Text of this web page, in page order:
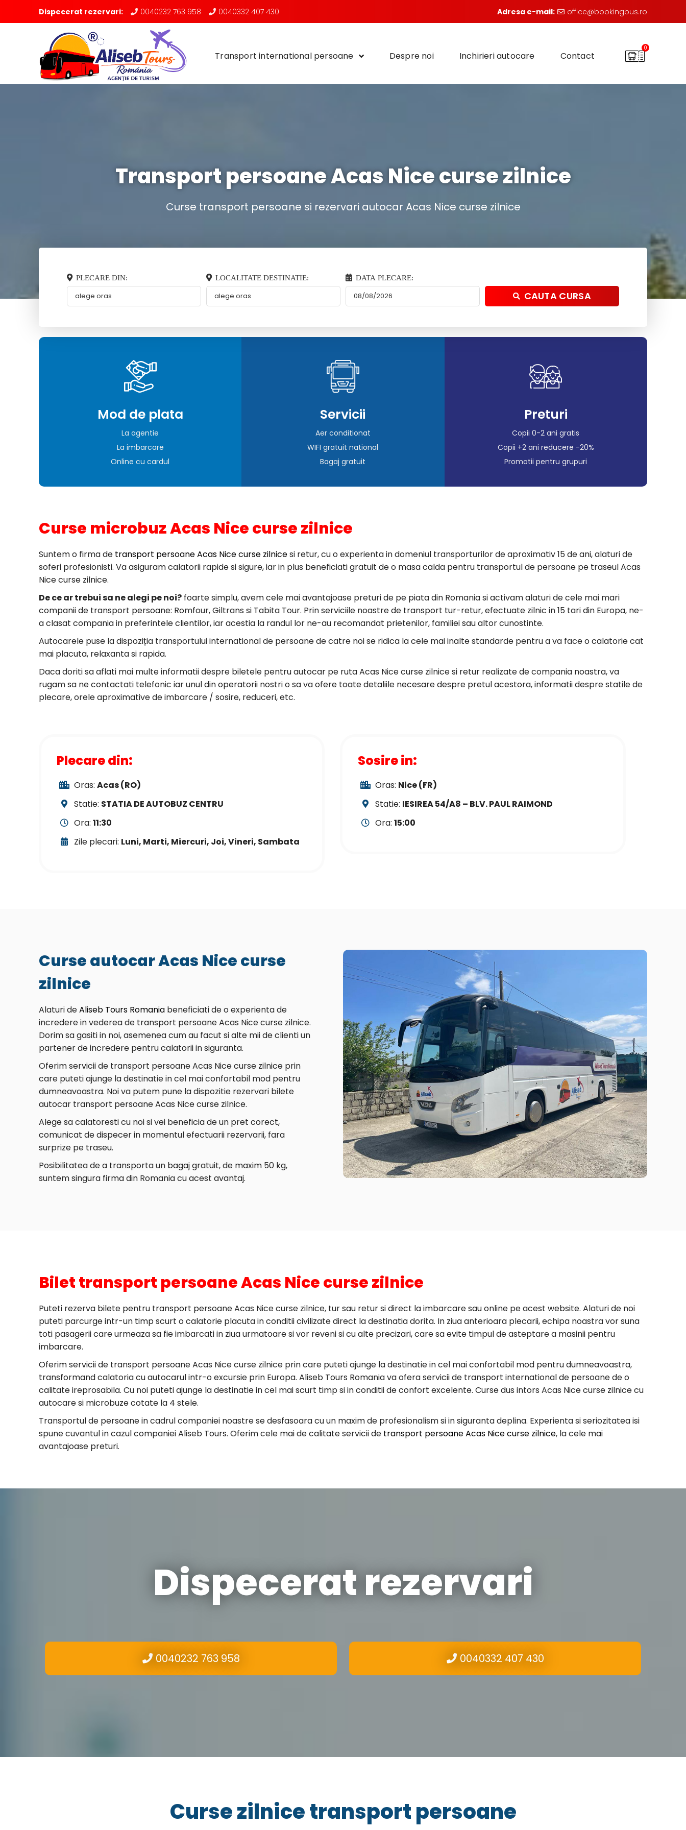
Dispecerat rezervari: 0040232 763 958 0040332 407 430 Adresa e-mail: office@bookingbus.ro
Transport international persoane Despre noi Inchirieri autocare Contact
0
Transport persoane Acas Nice curse zilnice
Curse transport persoane si rezervari autocar Acas Nice curse zilnice
PLECARE DIN: LOCALITATE DESTINATIE: DATA PLECARE:
CAUTA CURSA
Mod de plata
La agentie
La imbarcare
Online cu cardul
Servicii
Aer conditionat
WIFI gratuit national
Bagaj gratuit
Preturi
Copii 0-2 ani gratis
Copii +2 ani reducere -20%
Promotii pentru grupuri
Curse microbuz Acas Nice curse zilnice
Suntem o firma de transport persoane Acas Nice curse zilnicesi retur, cu o experienta in domeniul transporturilor de aproximativ 15 de ani, alaturi de
soferi profesionisti. Va asiguram calatorii rapide si sigure, iar in plus beneficiati gratuit de o masa calda pentru transportul de persoane pe traseul Acas
Nice curse zilnice.
De ce ar trebui sa ne alegi pe noi? foarte simplu, avem cele mai avantajoase preturi de pe piata din Romania si activam alaturi de cele mai mari
companii de transport persoane: Romfour, Giltrans si Tabita Tour. Prin serviciile noastre de transport tur-retur, efectuate zilnic in 15 tari din Europa, ne-
a clasat compania in preferintele clientilor, iar acestia la randul lor ne-au recomandat prietenilor, familiei sau altor cunostinte.
Autocarele puse la dispoziția transportului international de persoane de catre noi se ridica la cele mai inalte standarde pentru a va face o calatorie cat
mai placuta, relaxanta si rapida.
Daca doriti sa aflati mai multe informatii despre biletele pentru autocar pe ruta Acas Nice curse zilnice si retur realizate de compania noastra, va
rugam sa ne contactati telefonic iar unul din operatorii nostri o sa va ofere toate detaliile necesare despre pretul acestora, informatii despre statile de
plecare, orele aproximative de imbarcare / sosire, reduceri, etc.
Plecare din:
Oras: Acas (RO)
Statie: STATIA DE AUTOBUZ CENTRU
Ora: 11:30
Zile plecari: Luni, Marti, Miercuri, Joi, Vineri, Sambata
Sosire in:
Oras: Nice (FR)
Statie: IESIREA 54/A8 – BLV. PAUL RAIMOND
Ora:15:00
Curse autocar Acas Nice curse
zilnice
Alaturi deAliseb Tours Romania beneficiati de o experienta de
incredere in vederea de transport persoane Acas Nice curse zilnice.
Dorim sa gasiti in noi, asemenea cum au facut si alte mii de clienti un
partener de incredere pentru calatorii in siguranta.
Oferim servicii de transport persoane Acas Nice curse zilnice prin
care puteti ajunge la destinatie in cel mai confortabil mod pentru
dumneavoastra. Noi va putem pune la dispozitie rezervari bilete
autocar transport persoane Acas Nice curse zilnice.
Alege sa calatoresti cu noi si vei beneficia de un pret corect,
comunicat de dispecer in momentul efectuarii rezervarii, fara
surprize pe traseu.
Posibilitatea de a transporta un bagaj gratuit, de maxim 50 kg,
suntem singura firma din Romania cu acest avantaj.
Bilet transport persoane Acas Nice curse zilnice
Puteti rezerva bilete pentru transport persoane Acas Nice curse zilnice, tur sau retur si direct la imbarcare sau online pe acest website. Alaturi de noi
puteti parcurge intr-un timp scurt o calatorie placuta in conditii civilizate direct la destinatia dorita. In ziua anterioara plecarii, echipa noastra vor suna
toti pasagerii care urmeaza sa fie imbarcati in ziua urmatoare si vor reveni si cu alte precizari, care sa evite timpul de asteptare a masinii pentru
imbarcare.
Oferim servicii de transport persoane Acas Nice curse zilnice prin care puteti ajunge la destinatie in cel mai confortabil mod pentru dumneavoastra,
transformand calatoria cu autocarul intr-o excursie prin Europa. Aliseb Tours Romania va ofera servicii de transport international de persoane de o
calitate ireprosabila. Cu noi puteti ajunge la destinatie in cel mai scurt timp si in conditii de confort excelente. Curse dus intors Acas Nice curse zilnice cu
autocare si microbuze cotate la 4 stele.
Transportul de persoane in cadrul companiei noastre se desfasoara cu un maxim de profesionalism si in siguranta deplina. Experienta si seriozitatea isi
spune cuvantul in cazul companiei Aliseb Tours. Oferim cele mai de calitate servicii de transport persoane Acas Nice curse zilnice, la cele mai
avantajoase preturi.
Dispecerat rezervari
0040232 763 958 0040332 407 430
Curse zilnice transport persoane